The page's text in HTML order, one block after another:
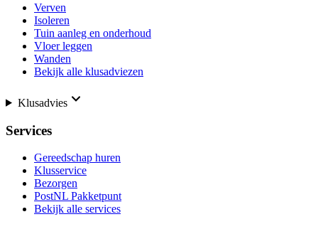
Verven
Isoleren
Tuin aanleg en onderhoud
Vloer leggen
Wanden
Bekijk alle klusadviezen
Klusadvies
Services
Gereedschap huren
Klusservice
Bezorgen
PostNL Pakketpunt
Bekijk alle services